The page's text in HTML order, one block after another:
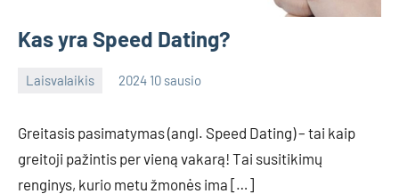
Kas yra Speed Dating?
Laisvalaikis 2024 10 sausio
Greitasis pasimatymas (angl. Speed Dating) – tai kaip
greitoji pažintis per vieną vakarą! Tai susitikimų
renginys, kurio metu žmonės ima […]